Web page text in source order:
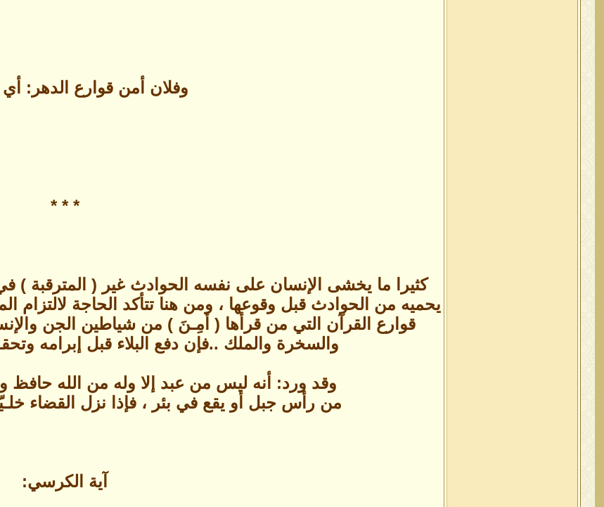
وفلان أمن قوارع الدهر:
* * *
كثيرا ما يخشى الإنسان على نفسه الحوادث غير ( المترقبة )
يحميه من الحوادث قبل وقوعها ، ومن هنا تتأكد الحاجة لالتزام
قوارع القرآن التي من قرأها ( أمِـنَ ) من شياطين الجن
والسخرة والملك ..فإن دفع البلاء قبل إبرامه
وقد ورد: أنه ليس من عبد إلا وله من الله
من رأس جبل أو يقع في بئر ، فإذا نزل القضاء
آية الكرسي: